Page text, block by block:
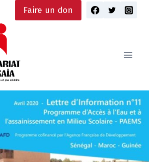
Faire un don